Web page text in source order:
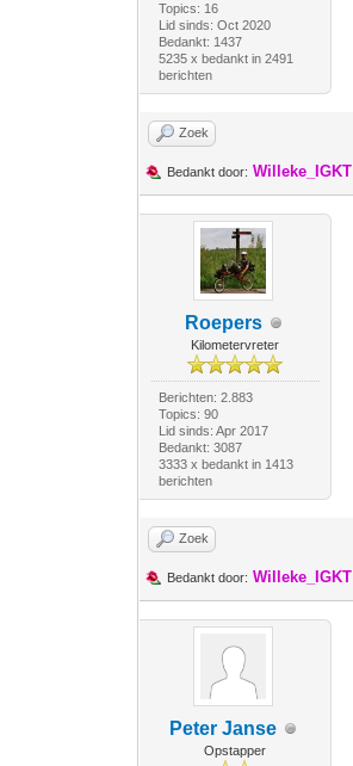
Topics: 16
Lid sinds: Oct 2020
Bedankt: 1437
5235 x bedankt in 2491
berichten
Zoek
Bedankt door: Willeke_IGKT
Roepers
Kilometervreter
Berichten: 2.883
Topics: 90
Lid sinds: Apr 2017
Bedankt: 3087
3333 x bedankt in 1413
berichten
Zoek
Bedankt door: Willeke_IGKT
Peter Janse
Opstapper